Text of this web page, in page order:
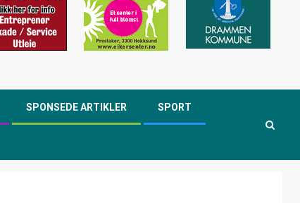
SPONSEDE ARTIKLER SPORT